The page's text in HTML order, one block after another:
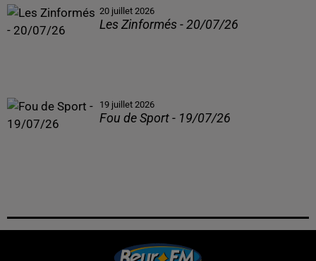
20 juillet 2026
Les Zinformés - 20/07/26
19 juillet 2026
Fou de Sport - 19/07/26